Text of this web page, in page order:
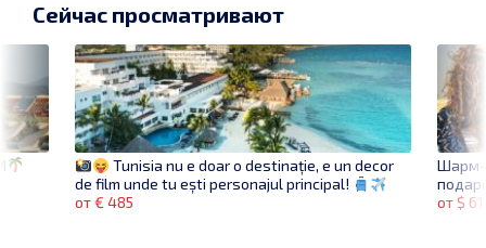
Шарм-
от $
Сейчас просматривают
Tunisia nu e doar o destinație, e un decor
de film unde tu ești personajul principal!
от € 485